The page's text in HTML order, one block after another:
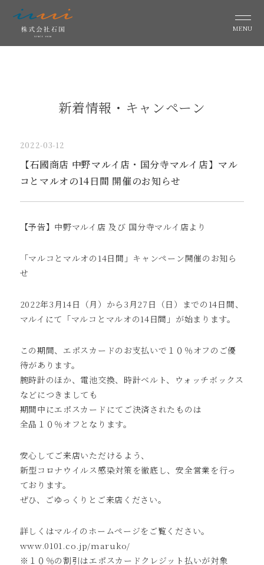
MENU
新着情報・キャンペーン
2022-03-12
【石國商店 中野マルイ店・国分寺マルイ店】マル
コとマルオの14日間 開催のお知らせ
【予告】中野マルイ店 及び 国分寺マルイ店より
「マルコとマルオの14日間」キャンペーン開催のお知ら
せ
2022年3月14日（月）から3月27日（日）までの14日間、
マルイにて「マルコとマルオの14日間」が始まります。
この期間、エポスカードのお支払いで１０％オフのご優
待があります。
腕時計のほか、電池交換、時計ベルト、ウォッチボックス
などにつきましても
期間中にエポスカードにてご決済されたものは
全品１０％オフとなります。
安心してご来店いただけるよう、
新型コロナウイルス感染対策を徹底し、安全営業を行っ
ております。
ぜひ、ごゆっくりとご来店ください。
詳しくはマルイのホームページをご覧ください。
www.0101.co.jp/maruko/
※１０％の割引はエポスカードクレジット払いが対象